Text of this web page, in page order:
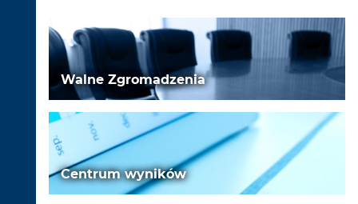
Walne Zgromadzenia
Centrum wyników